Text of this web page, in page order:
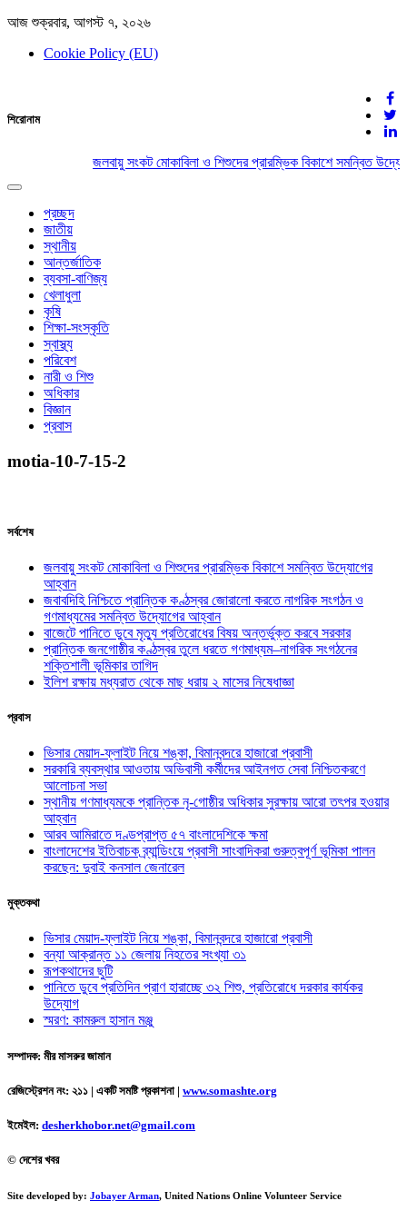
আজ শুক্রবার, আগস্ট ৭, ২০২৬
Cookie Policy (EU)
দেশের খবর
যুক্ত থাকুন দেশের সঙ্গে
শিরোনাম
জলবায়ু সংকট মোকাবিলা ও শিশুদের প্রারম্ভিক বিকাশে সমন্বিত
Toggle
navigation
প্রচ্ছদ
জাতীয়
স্থানীয়
আন্তর্জাতিক
ব্যবসা-বাণিজ্য
খেলাধুলা
কৃষি
শিক্ষা-সংস্কৃতি
স্বাস্থ্য
পরিবেশ
নারী ও শিশু
অধিকার
বিজ্ঞান
প্রবাস
motia-10-7-15-2
সর্বশেষ
জলবায়ু সংকট মোকাবিলা ও শিশুদের প্রারম্ভিক বিকাশে সমন্বিত উদ্যোগের
আহ্বান
জবাবদিহি নিশ্চিতে প্রান্তিক কণ্ঠস্বর জোরালো করতে নাগরিক সংগঠন ও
গণমাধ্যমের সমন্বিত উদ্যোগের আহ্বান
বাজেটে পানিতে ডুবে মৃত্যু প্রতিরোধের বিষয় অন্তর্ভুক্ত করবে সরকার
প্রান্তিক জনগোষ্ঠীর কণ্ঠস্বর তুলে ধরতে গণমাধ্যম–নাগরিক সংগঠনের
শক্তিশালী ভূমিকার তাগিদ
ইলিশ রক্ষায় মধ্যরাত থেকে মাছ ধরায় ২ মাসের নিষেধাজ্ঞা
প্রবাস
ভিসার মেয়াদ-ফ্লাইট নিয়ে শঙ্কা, বিমানবন্দরে হাজারো প্রবাসী
সরকারি ব্যবস্থার আওতায় অভিবাসী কর্মীদের আইনগত সেবা নিশ্চিতকরণে
আলোচনা সভা
স্থানীয় গণমাধ্যমকে প্রান্তিক নৃ-গোষ্ঠীর অধিকার সুরক্ষায় আরো তৎপর হওয়ার
আহ্বান
আরব আমিরাতে দণ্ডপ্রাপ্ত ৫৭ বাংলাদেশিকে ক্ষমা
বাংলাদেশের ইতিবাচক ব্র্যান্ডিংয়ে প্রবাসী সাংবাদিকরা গুরুত্বপূর্ণ ভূমিকা পালন
করছেন: দুবাই কনসাল জেনারেল
মুক্তকথা
ভিসার মেয়াদ-ফ্লাইট নিয়ে শঙ্কা, বিমানবন্দরে হাজারো প্রবাসী
বন্যা আক্রান্ত ১১ জেলায় নিহতের সংখ্যা ৩১
রূপকথাদের ছুটি
পানিতে ডুবে প্রতিদিন প্রাণ হারাচ্ছে ৩২ শিশু, প্রতিরোধে দরকার কার্যকর
উদ্যোগ
স্মরণ: কামরুল হাসান মঞ্জু
সম্পাদক: মীর মাসরুর জামান
রেজিস্ট্রেশন নং: ২১১ | একটি সমষ্টি প্রকাশনা | www.somashte.org
ইমেইল: desherkhobor.net@gmail.com
© দেশের খবর
Site developed by: Jobayer Arman, United Nations Online Volunteer Service